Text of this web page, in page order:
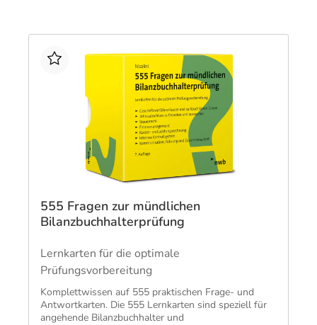
Lösungsansätzen für das Fachgespräch kennen und
Prüfung.
Um bestens vorbereitet in die mündliche Prüfung zu
gehen, helfen Ihnen außerdem allgemeine Hinweise
zur Prüfungsvorbereitung, Präsentationsbeispiele
und Tipps für die richtige Themenwahl.
555 Fragen zur mündlichen
Bilanzbuchhalterprüfung
Lernkarten für die optimale
Prüfungsvorbereitung
​Komplettwissen auf 555 praktischen Frage- und
Antwortkarten. ​Die 555 Lernkarten sind speziell für
angehende Bilanzbuchhalter und